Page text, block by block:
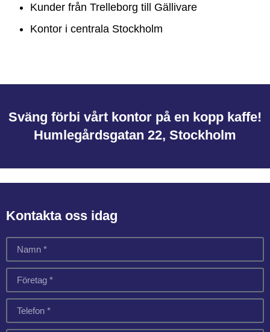
Kunder från Trelleborg till Gällivare
Kontor i centrala Stockholm
Sväng förbi vårt kontor på en kopp kaffe!
Humlegårdsgatan 22, Stockholm
Kontakta oss idag